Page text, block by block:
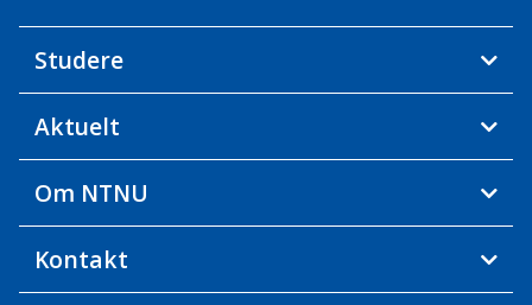
Studere
Aktuelt
Om NTNU
Kontakt